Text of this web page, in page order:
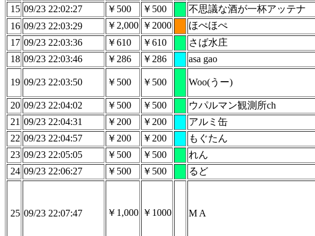
15 09/23 22:02:27 ￥500 ￥500 不思議な酒が一杯アッテナ
16 09/23 22:03:29 ￥2,000 ￥2000 ほぺほぺ
17 09/23 22:03:36 ￥610 ￥610 さば水庄
18 09/23 22:03:46 ￥286 ￥286 asa gao
19 09/23 22:03:50 ￥500 ￥500 Woo(うー)
20 09/23 22:04:02 ￥500 ￥500
ウパルマン観測所ch
21 09/23 22:04:31 ￥200 ￥200 アルミ缶
22 09/23 22:04:57 ￥200 ￥200 もぐたん
23 09/23 22:05:05 ￥500 ￥500 れん
24 09/23 22:06:27 ￥500 ￥500 るど
25 09/23 22:07:47 ￥1,000 ￥1000 M A